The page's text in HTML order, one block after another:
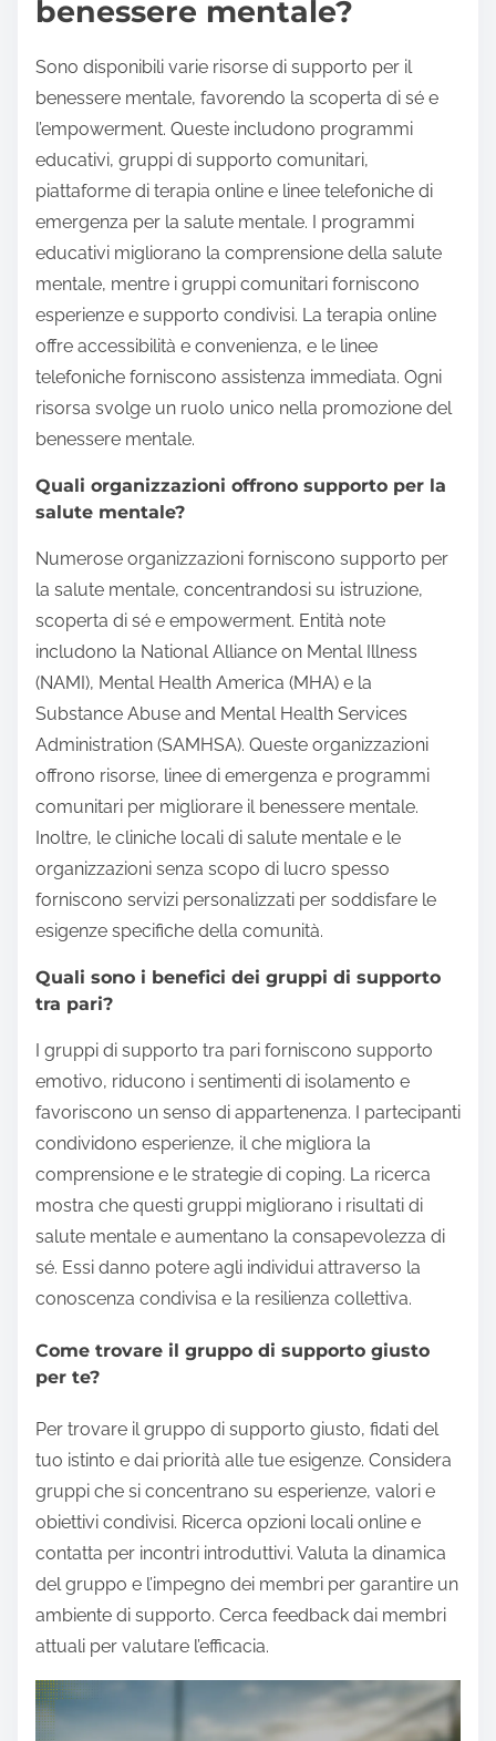
benessere mentale?
Sono disponibili varie risorse di supporto per il
benessere mentale, favorendo la scoperta di sé e
l’empowerment. Queste includono programmi
educativi, gruppi di supporto comunitari,
piattaforme di terapia online e linee telefoniche di
emergenza per la salute mentale. I programmi
educativi migliorano la comprensione della salute
mentale, mentre i gruppi comunitari forniscono
esperienze e supporto condivisi. La terapia online
offre accessibilità e convenienza, e le linee
telefoniche forniscono assistenza immediata. Ogni
risorsa svolge un ruolo unico nella promozione del
benessere mentale.
Quali organizzazioni offrono supporto per la
salute mentale?
Numerose organizzazioni forniscono supporto per
la salute mentale, concentrandosi su istruzione,
scoperta di sé e empowerment. Entità note
includono la National Alliance on Mental Illness
(NAMI), Mental Health America (MHA) e la
Substance Abuse and Mental Health Services
Administration (SAMHSA). Queste organizzazioni
offrono risorse, linee di emergenza e programmi
comunitari per migliorare il benessere mentale.
Inoltre, le cliniche locali di salute mentale e le
organizzazioni senza scopo di lucro spesso
forniscono servizi personalizzati per soddisfare le
esigenze specifiche della comunità.
Quali sono i benefici dei gruppi di supporto
tra pari?
I gruppi di supporto tra pari forniscono supporto
emotivo, riducono i sentimenti di isolamento e
favoriscono un senso di appartenenza. I partecipanti
condividono esperienze, il che migliora la
comprensione e le strategie di coping. La ricerca
mostra che questi gruppi migliorano i risultati di
salute mentale e aumentano la consapevolezza di
sé. Essi danno potere agli individui attraverso la
conoscenza condivisa e la resilienza collettiva.
Come trovare il gruppo di supporto giusto
per te?
Per trovare il gruppo di supporto giusto, fidati del
tuo istinto e dai priorità alle tue esigenze. Considera
gruppi che si concentrano su esperienze, valori e
obiettivi condivisi. Ricerca opzioni locali online e
contatta per incontri introduttivi. Valuta la dinamica
del gruppo e l’impegno dei membri per garantire un
ambiente di supporto. Cerca feedback dai membri
attuali per valutare l’efficacia.